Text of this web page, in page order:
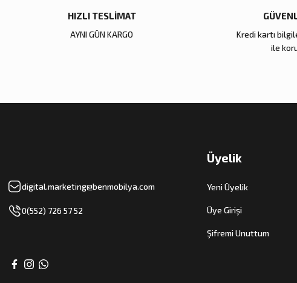
HIZLI TESLİMAT
AYNI GÜN KARGO
Kredi kartı
ile
digital.marketing@benmobilya.com
0(552) 726 57 52
Üyelik
Yeni Üyelik
Üye Girişi
Şifremi Unuttum